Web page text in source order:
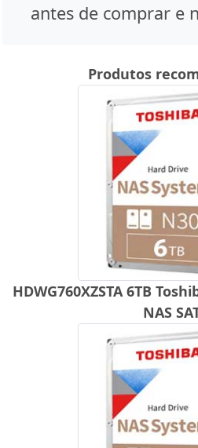
antes de comprar e
Produtos
HDWG760XZSTA 6TB
NAS